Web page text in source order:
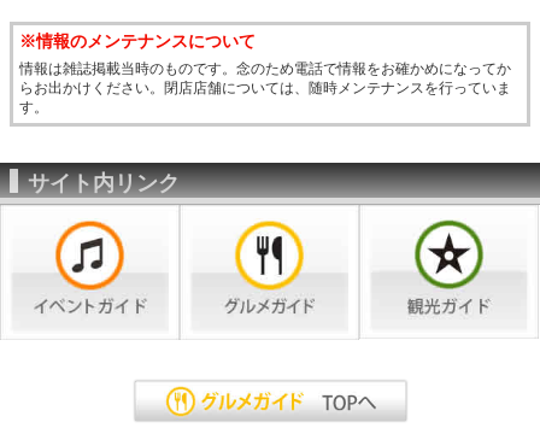
※情報のメンテナンスについて
情報は雑誌掲載当時のものです。念のため電話で情報をお確かめになってか
らお出かけください。閉店店舗については、随時メンテナンスを行っていま
す。
サイト内リンク